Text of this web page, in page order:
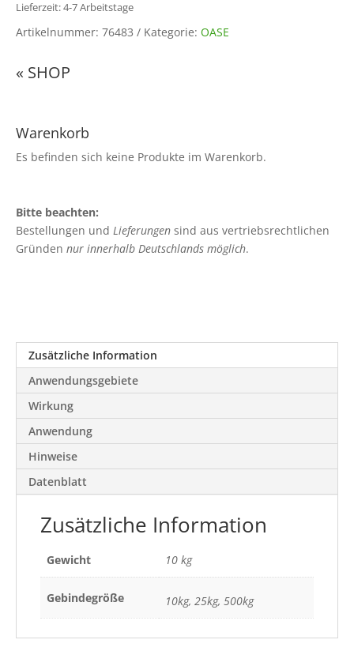
Lieferzeit: 4-7 Arbeitstage
Artikelnummer: 76483 Kategorie: OASE
« SHOP
Warenkorb
Es befinden sich keine Produkte im Warenkorb.
Bitte beachten:
Bestellungen und Lieferungen sind aus vertriebsrechtlichen
Gründen nur innerhalb Deutschlands möglich.
Zusätzliche Information
Anwendungsgebiete
Wirkung
Anwendung
Hinweise
Datenblatt
Zusätzliche Information
Gewicht 10 kg
Gebindegröße 10kg, 25kg, 500kg